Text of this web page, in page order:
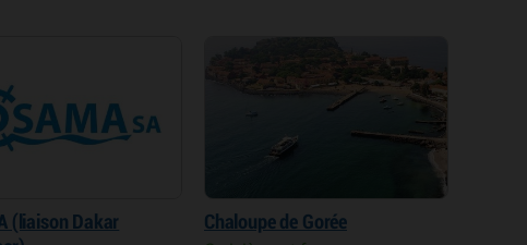
(liaison Dakar
Chaloupe de Gorée